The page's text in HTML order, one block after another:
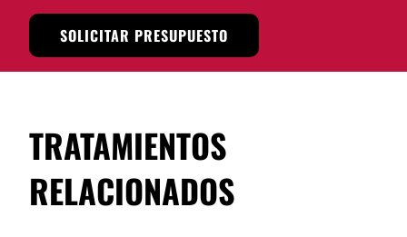
Corrección cicatrices
Tratamiento varices
SOLICITAR PRESUPUESTO
TRATAMIENTOS
RELACIONADOS